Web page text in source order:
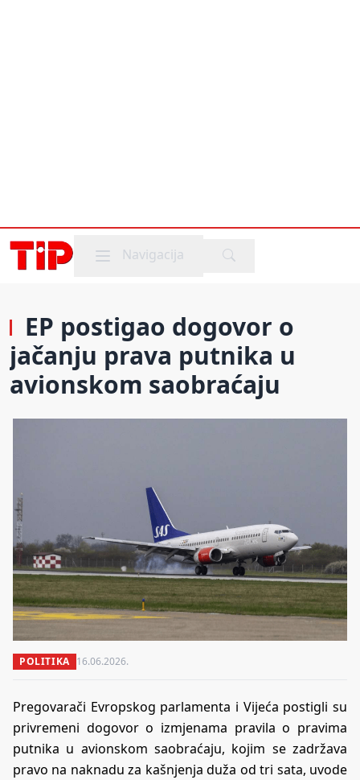
Mobile menu
Navigacija
EP postigao dogovor o
jačanju prava putnika u
avionskom saobraćaju
POLITIKA 16.06.2026.
Pregovarači Evropskog parlamenta i Vijeća postigli su
privremeni dogovor o izmjenama pravila o pravima
putnika u avionskom saobraćaju, kojim se zadržava
pravo na naknadu za kašnjenja duža od tri sata, uvode